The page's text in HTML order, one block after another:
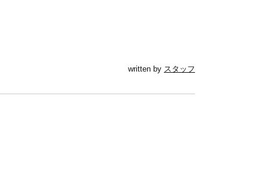
written by スタッフ